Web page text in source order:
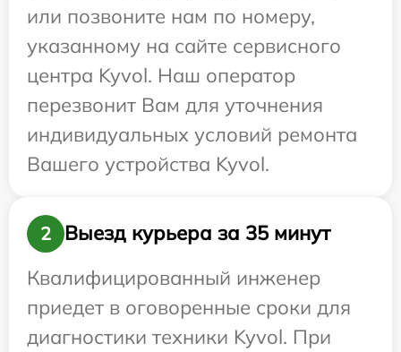
или позвоните нам по номеру,
указанному на сайте сервисного
центра Kyvol. Наш оператор
перезвонит Вам для уточнения
индивидуальных условий ремонта
Вашего устройства Kyvol.
2
Выезд курьера за 35 минут
Квалифицированный инженер
приедет в оговоренные сроки для
диагностики техники Kyvol. При